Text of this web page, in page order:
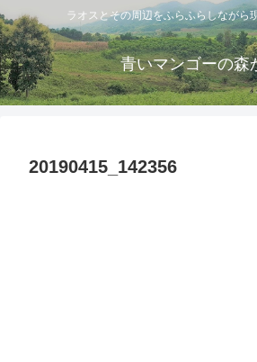
ラオスとその周辺をふらふらしながら
青いマンゴーの森
20190415_142356